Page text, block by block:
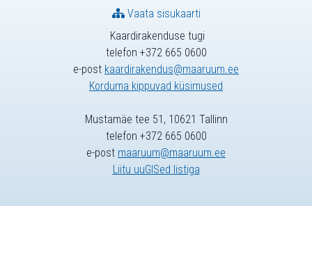
Kaardirakenduse tugi
telefon +372 665 0600
e-post kaardirakendus@maaruum.ee
Korduma kippuvad küsimused
Vaata sisukaarti
Mustamäe tee 51, 10621 Tallinn
telefon +372 665 0600
e-post maaruum@maaruum.ee
Liitu uuGISed listiga